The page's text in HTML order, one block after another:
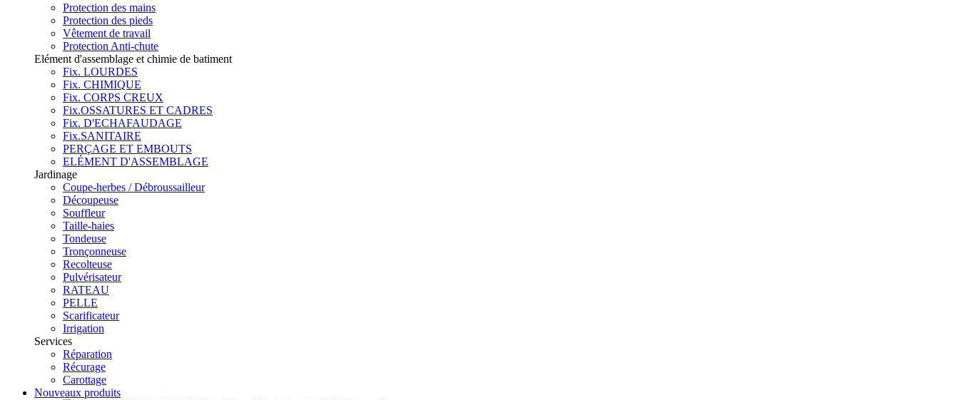
Protection des mains
Protection des pieds
Vêtement de travail
Protection Anti-chute
Elément d'assemblage et chimie de batiment
Fix. LOURDES
Fix. CHIMIQUE
Fix. CORPS CREUX
Fix.OSSATURES ET CADRES
Fix. D'ECHAFAUDAGE
Fix.SANITAIRE
PERÇAGE ET EMBOUTS
ELÉMENT D'ASSEMBLAGE
Jardinage
Coupe-herbes / Débroussailleur
Découpeuse
Souffleur
Taille-haies
Tondeuse
Tronçonneuse
Recolteuse
Pulvérisateur
RATEAU
PELLE
Scarificateur
Irrigation
Services
Réparation
Récurage
Carottage
Nouveaux produits